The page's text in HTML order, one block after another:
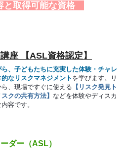
と取得可能な資格
座 【ASL資格認定】
、子どもたちに充実した体験・チャレ
なリスクマネジメント を学びます。リ
、現場ですぐに使える 【リスク発見ト
クの共有方法】 などを体験やディスカ
容です。
ダー（ASL）